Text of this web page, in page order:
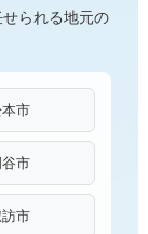
られる地元の
市
谷市
市